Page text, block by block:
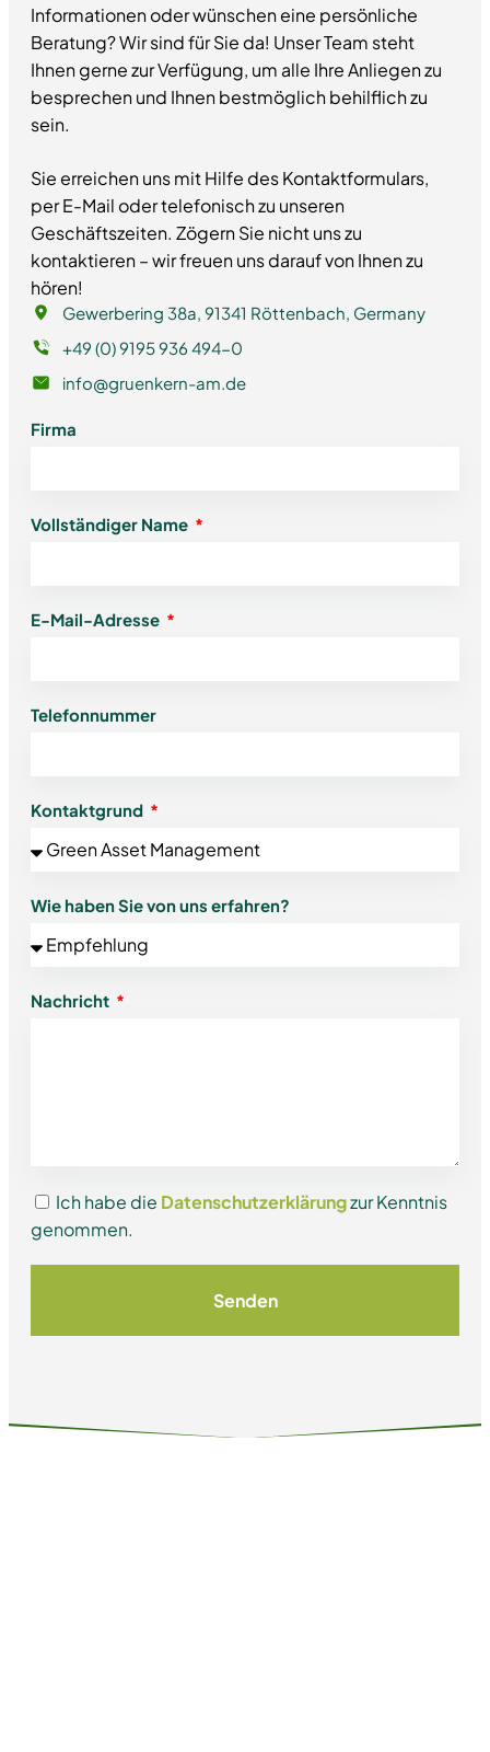
Informationen oder wünschen eine persönliche
Beratung? Wir sind für Sie da! Unser Team steht
Ihnen gerne zur Verfügung, um alle Ihre Anliegen zu
besprechen und Ihnen bestmöglich behilflich zu
sein.
Sie erreichen uns mit Hilfe des Kontaktformulars,
per E-Mail oder telefonisch zu unseren
Geschäftszeiten. Zögern Sie nicht uns zu
kontaktieren – wir freuen uns darauf von Ihnen zu
hören!
Gewerbering 38a, 91341 Röttenbach, Germany
+49 (0) 9195 936 494-0
info@gruenkern-am.de
Firma
Vollständiger Name
E-Mail-Adresse
Telefonnummer
Kontaktgrund
Wie haben Sie von uns erfahren?
Nachricht
Ich habe die Datenschutzerklärungzur Kenntnis
genommen.
Senden